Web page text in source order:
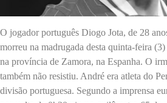
O jogador português Diogo Jota, de 28
morreu na madrugada desta quinta-feira
na província de Zamora, na Espanha. O
também não resistiu. André era atleta do
divisão portuguesa. Segundo a imprensa